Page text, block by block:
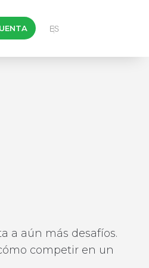
a aún más desafíos.
competir en un